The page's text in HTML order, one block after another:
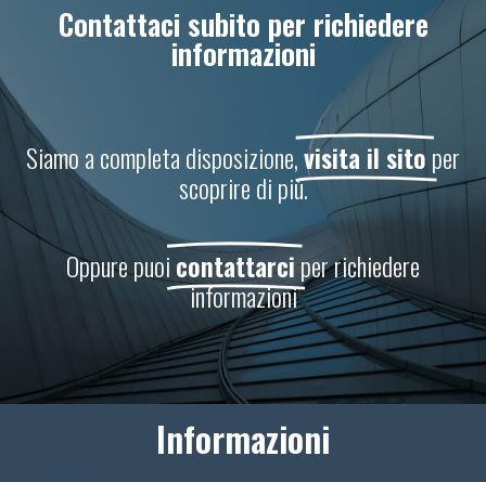
Contattaci subito per richiedere
informazioni
Siamo a completa disposizione,visita il sitoper
scoprire di più.
Oppure puoicontattarciper richiedere
informazioni
Informazioni